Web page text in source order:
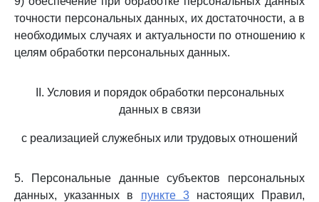
точности персональных данных, их достаточности, а в
необходимых случаях и актуальности по отношению к
целям обработки персональных данных.
II. Условия и порядок обработки персональных
данных в связи
с реализацией служебных или трудовых отношений
5. Персональные данные субъектов персональных
данных, указанных в пункте 3настоящих Правил,